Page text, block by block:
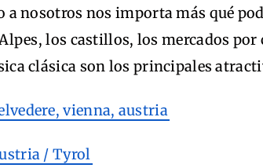
a nosotros nos importa más qué
los castillos, los mercados
clásica son los principales